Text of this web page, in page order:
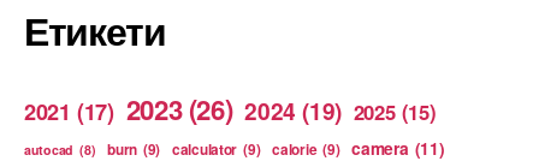
Етикети
2021 (17) 2023 (26) 2024 (19) 2025 (15)
autocad (8) burn (9) calculator (9) calorie (9) camera (11)